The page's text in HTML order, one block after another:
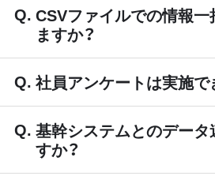
CSVファイルでの情報一
ますか？
社員アンケートは実施で
基幹システムとのデータ
すか？